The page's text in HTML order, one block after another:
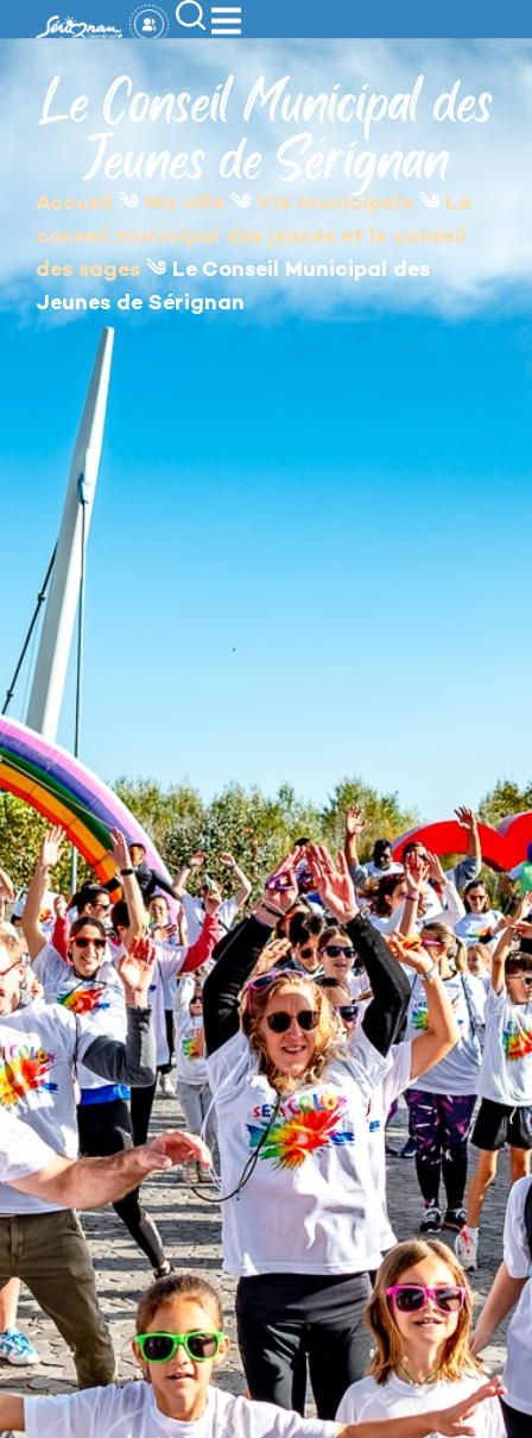
principal
Le Conseil Municipal des
Jeunes de Sérignan
Accueil ༄ Ma ville ༄ Vie municipale ༄ Le
conseil municipal des jeunes et le conseil
des sages༄Le Conseil Municipal des
Jeunes de Sérignan